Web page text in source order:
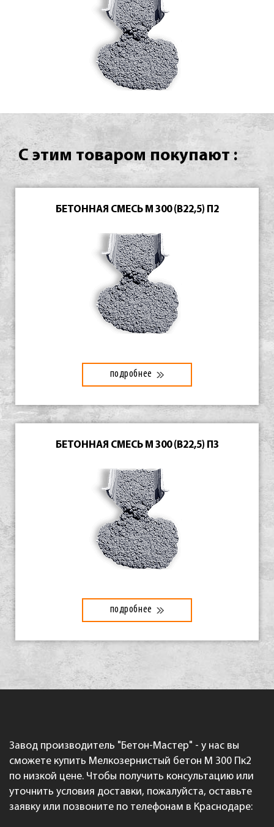
С этим товаром покупают :
БЕТОННАЯ СМЕСЬ М 300 (В22,5) П2
подробнее
БЕТОННАЯ СМЕСЬ М 300 (В22,5) П3
подробнее
Завод производитель "Бетон-Мастер" - у нас вы
сможете купить Мелкозернистый бетон М 300 Пк2
по низкой цене. Чтобы получить консультацию или
уточнить условия доставки, пожалуйста, оставьте
заявку или позвоните по телефонам в Краснодаре: